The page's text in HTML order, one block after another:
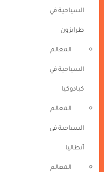
السياحية في
طرابزون
المعالم
السياحية في
كبادوكيا
المعالم
السياحية في
أنطاليا
المعالم